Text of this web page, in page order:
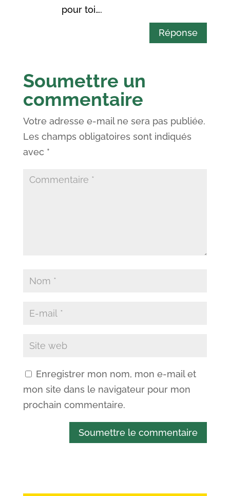
pour toi….
Réponse
Soumettre un
commentaire
Votre adresse e-mail ne sera pas publiée.
Les champs obligatoires sont indiqués
avec *
Enregistrer mon nom, mon e-mail et
mon site dans le navigateur pour mon
prochain commentaire.
Soumettre le commentaire